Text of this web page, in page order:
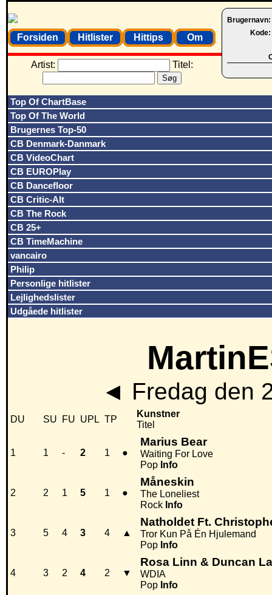
Brugernavn:
Kode:
Forsiden Hitlister Hittips Om
Artist: Titel:
Top Of ChartBase
Top Of The World
Brugernes Top-50
CB Denmark-Danmark
CB VideoChart
CB EUROPlay
CB Dancefloor
CB Critic-Alt
CB The Rock
CB 25+
CB TimeMachine
vancairo
Philip
Personlige hitlister
Lejlighedslister
Udgåede hitlister
◄ Fredag den
DU SU FU UPL TP
Kunstner
Titel
1 1 - 2 1 ●
Marius Bear
Waiting For Love
Pop Info
2 2 1 5 1 ●
Måneskin
The Loneliest
Rock Info
3 5 4 3 4 ▲
Natholdet Ft.
Tror Kun På Én Hjulemand
Pop Info
4 3 2 4 2 ▼
Rosa Linn & Duncan
WDIA
Pop Info